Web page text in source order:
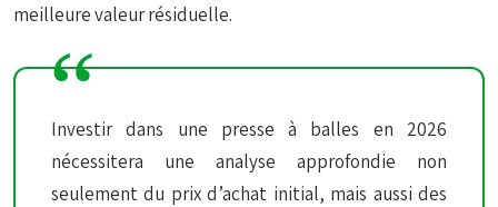
meilleure valeur résiduelle.
Investir dans une presse à balles en 2026
nécessitera une analyse approfondie non
seulement du prix d’achat initial, mais aussi des